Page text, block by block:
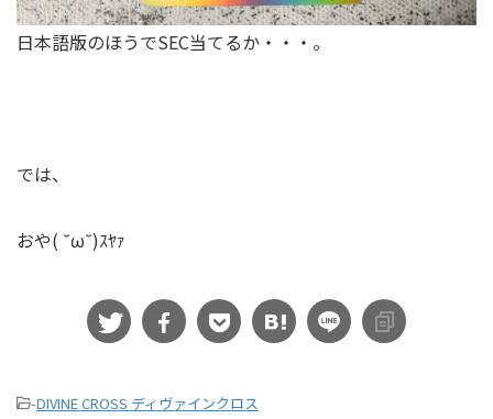
日本語版のほうでSEC当てるか・・・。
では、
おや( ˘ω˘)ｽﾔｧ
-DIVINE CROSS ディヴァインクロス